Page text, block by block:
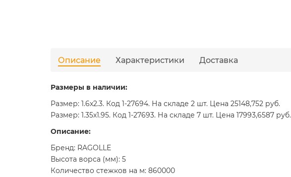
Описание Характеристики Доставка
Размеры в наличии:
Размер: 1.6x2.3. Код 1-27694. На складе 2 шт. Цена 25148,752 руб.
Размер: 1.35x1.95. Код 1-27693. На складе 7 шт. Цена 17993,6587 руб.
Описание:
Бренд: RAGOLLE
Высота ворса (мм): 5
Количество стежков на м: 860000